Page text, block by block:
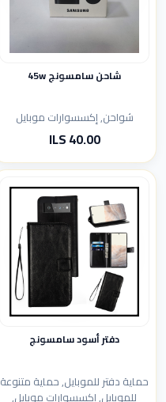
شاحن سامسونج 45w
شواحن, إكسسوارات موبايل
40.00 ILS
دفتر أسود سامسونج
حماية دفتر للموبايل, حماية متنوعة
للموبايل, إكسسوارات موبايل,